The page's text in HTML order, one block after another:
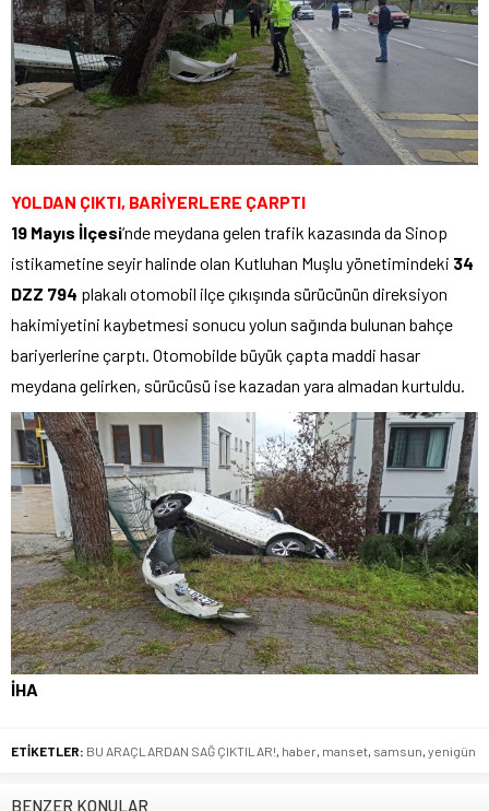
YOLDAN ÇIKTI, BARİYERLERE ÇARPTI
19 Mayıs İlçesi‘nde meydana gelen trafik kazasında da Sinop
istikametine seyir halinde olan Kutluhan Muşlu yönetimindeki 34
DZZ 794 plakalı otomobil ilçe çıkışında sürücünün direksiyon
hakimiyetini kaybetmesi sonucu yolun sağında bulunan bahçe
bariyerlerine çarptı. Otomobilde büyük çapta maddi hasar
meydana gelirken, sürücüsü ise kazadan yara almadan kurtuldu.
İHA
ETİKETLER: BU ARAÇLARDAN SAĞ ÇIKTILAR!, haber, manset, samsun, yenigün
BENZER KONULAR